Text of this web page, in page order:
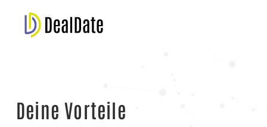
Deine Vorteile